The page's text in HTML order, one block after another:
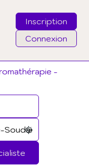
Inscription
Connexion
-
de passe